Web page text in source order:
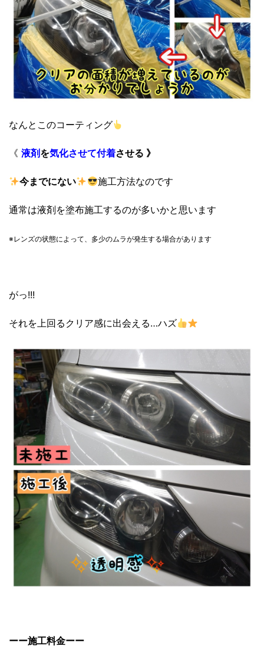
なんとこのコーティング
《 液剤 を気化させて付着させる 》
今までにない 施工方法なのです
通常は液剤を塗布施工するのが多いかと思います
※レンズの状態によって、 多少のムラが発生する場合があります
がっ!!!
それを上回るクリア感に出会える…ハズ
ーー施工料金ーー